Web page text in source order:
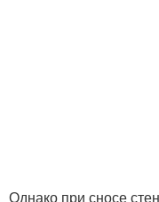
Стен в панельном
Однако при сносе